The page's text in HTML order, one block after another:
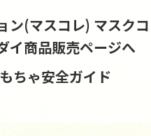
ン(マスコレ) マスク
イ商品販売ページへ
ちゃ安全ガイド